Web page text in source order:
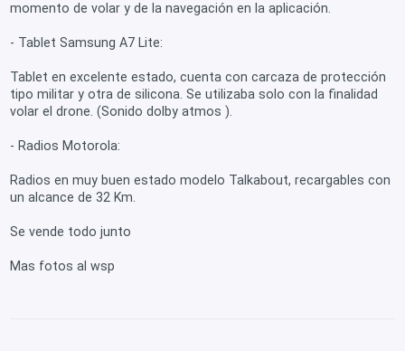
momento de volar y de la navegación en la aplicación.
- Tablet Samsung A7 Lite:
Tablet en excelente estado, cuenta con carcaza de protección
tipo militar y otra de silicona. Se utilizaba solo con la finalidad
volar el drone. (Sonido dolby atmos ).
- Radios Motorola:
Radios en muy buen estado modelo Talkabout, recargables con
un alcance de 32 Km.
Se vende todo junto
Mas fotos al wsp